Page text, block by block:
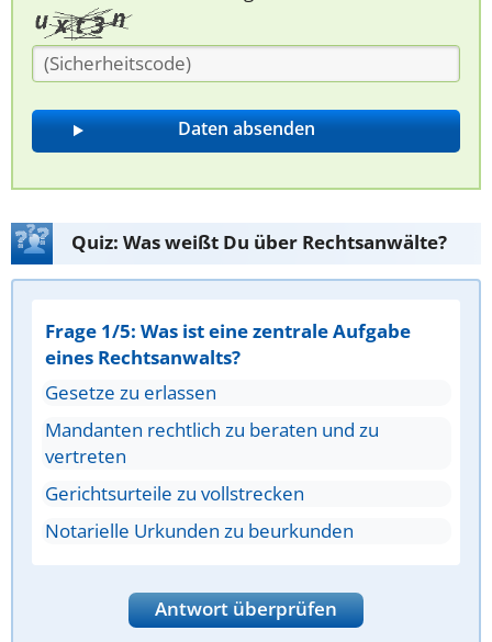
Quiz: Was weißt Du über Rechtsanwälte?
Frage 1/5: Was ist eine zentrale Aufgabe
eines Rechtsanwalts?
Gesetze zu erlassen
Mandanten rechtlich zu beraten und zu
vertreten
Gerichtsurteile zu vollstrecken
Notarielle Urkunden zu beurkunden
Antwort überprüfen